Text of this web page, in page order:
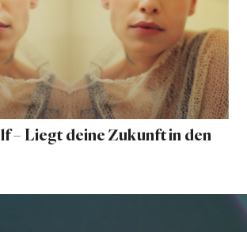
– Liegt deine Zukunft in den